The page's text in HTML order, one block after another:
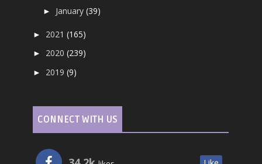
► January(39)
► 2021(165)
► 2020(239)
► 2019(9)
CONNECT WITH US